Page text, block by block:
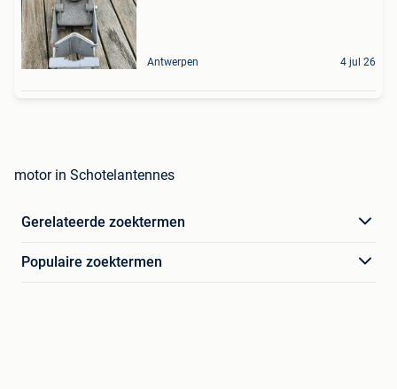
Antwerpen 4 jul 26
motor in Schotelantennes
Gerelateerde zoektermen
Populaire zoektermen